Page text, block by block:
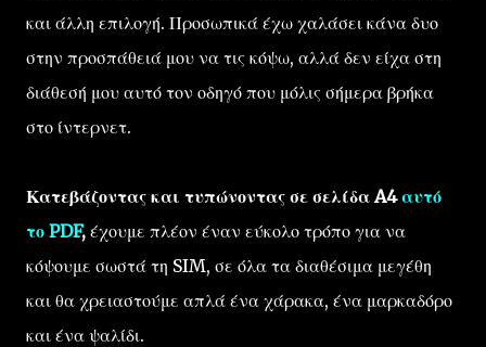
και άλλη επιλογή. Προσωπικά έχω χαλάσει κάνα δυο
στην προσπάθειά μου να τις κόψω, αλλά δεν είχα στη
διάθεσή μου αυτό τον οδηγό που μόλις σήμερα βρήκα
στο ίντερνετ.
Κατεβάζοντας και τυπώνοντας σε σελίδα A4αυτό
το PDF, έχουμε πλέον έναν εύκολο τρόπο για να
κόψουμε σωστά τη SIM, σε όλα τα διαθέσιμα μεγέθη
και θα χρειαστούμε απλά ένα χάρακα, ένα μαρκαδόρο
και ένα ψαλίδι.